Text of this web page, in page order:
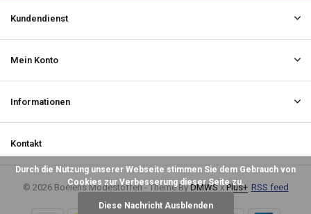
Kundendienst
Mein Konto
Informationen
Kontakt
© 2026 Boelens Modestoffen - Theme ByDMWSxPlus+ RSS feed
Durch die Nutzung unserer Webseite stimmen Sie dem Gebrauch von
Cookies zur Verbesserung dieser Seite zu.
Diese Nachricht Ausblenden